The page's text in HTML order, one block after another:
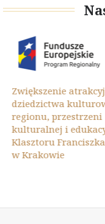
Zwiększenie
dziedzictwa
regionu, przestrzeni
kulturalnej i
Klasztoru
w Krakowie